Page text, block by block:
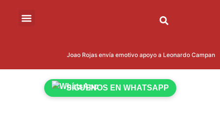
Joao Rojas envía emotivo apoyo a Leonardo Campana
SÍGUENOS EN WHATSAPP
2 mins
de 2026
Rodríguez
brilló con
gol y
de 2026
Deportiva
Universitari
a de Quito